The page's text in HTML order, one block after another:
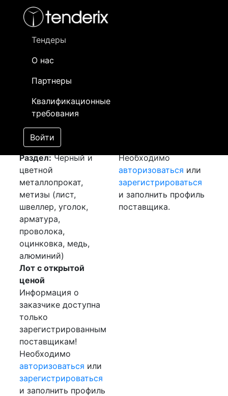
Тендеры
О нас
Партнеры
Квалификационные
требования
Войти
- активный лот
- сохраненный лот (не опубликован)
Закупка: Листы гк
[Завершен]
Лот №:
АУКЦИОН (покупка
товара)
Раздел:Черный и
цветной
металлопрокат,
метизы (лист,
швеллер, уголок,
арматура,
проволока,
оцинковка, медь,
алюминий)
Лот с открытой
ценой
Информация о
заказчике доступна
только
зарегистрированным
поставщикам!
Необходимо
авторизоваться или
зарегистрироваться
и заполнить профиль
Необходимо
авторизоваться или
зарегистрироваться
и заполнить профиль
поставщика.